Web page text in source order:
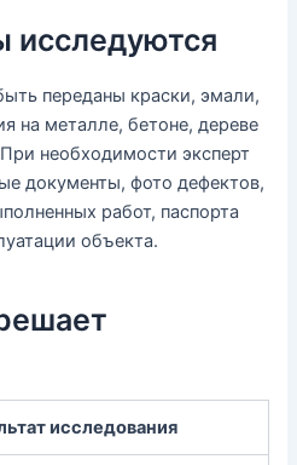
исследуются
переданы краски, эмали,
на металле, бетоне, дереве
необходимости эксперт
документы, фото дефектов,
работ, паспорта
объекта.
исследования